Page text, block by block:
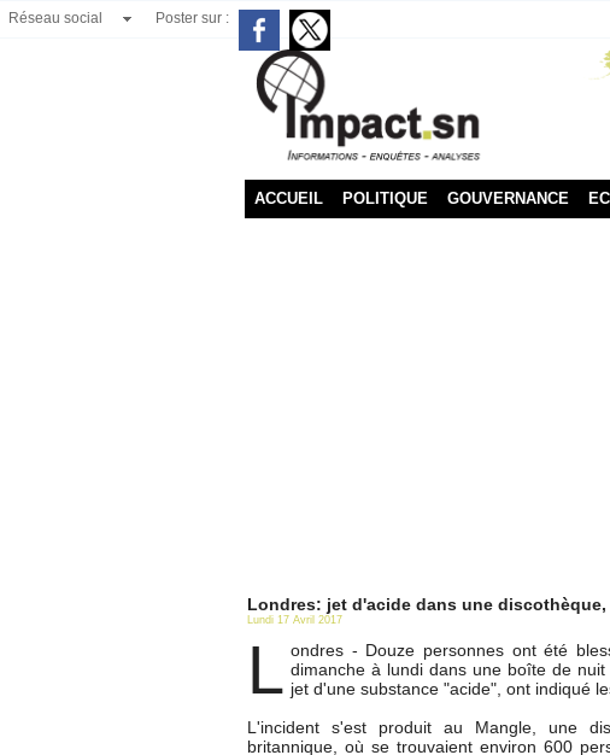
Réseau social Poster sur :
ACCUEIL POLITIQUE GOUVERNANCE
Londres: jet d'acide dans une discothèque,
Lundi 17 Avril 2017
L ondres - Douze personnes ont été
dimanche à lundi dans une boîte de
jet d'une substance "acide", ont indiqué
L'incident s'est produit au Mangle, une
britannique, où se trouvaient environ 600